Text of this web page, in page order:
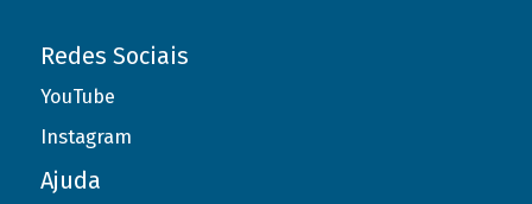
Redes Sociais
YouTube
Instagram
Ajuda